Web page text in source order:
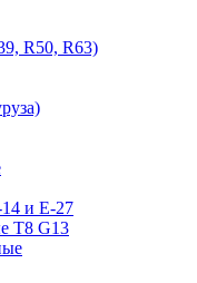
R50, R63)
и Е-27
T8 G13